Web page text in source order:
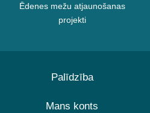
Ēdenes mežu atjaunošanas
projekti
Palīdzība
Mans konts